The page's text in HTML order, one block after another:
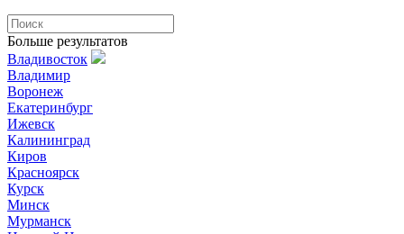
Больше результатов
Владивосток
Владимир
Воронеж
Екатеринбург
Ижевск
Калининград
Киров
Красноярск
Курск
Минск
Мурманск